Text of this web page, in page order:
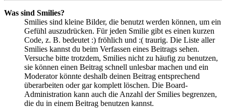
Was sind Smilies?
Smilies sind kleine Bilder, die benutzt werden können, um ein
Gefühl auszudrücken. Für jeden Smilie gibt es einen kurzen
Code, z. B. bedeutet :) fröhlich und :( traurig. Die Liste aller
Smilies kannst du beim Verfassen eines Beitrags sehen.
Versuche bitte trotzdem, Smilies nicht zu häufig zu benutzen,
sie können einen Beitrag schnell unlesbar machen und ein
Moderator könnte deshalb deinen Beitrag entsprechend
überarbeiten oder gar komplett löschen. Die Board-
Administration kann auch die Anzahl der Smilies begrenzen,
die du in einem Beitrag benutzen kannst.